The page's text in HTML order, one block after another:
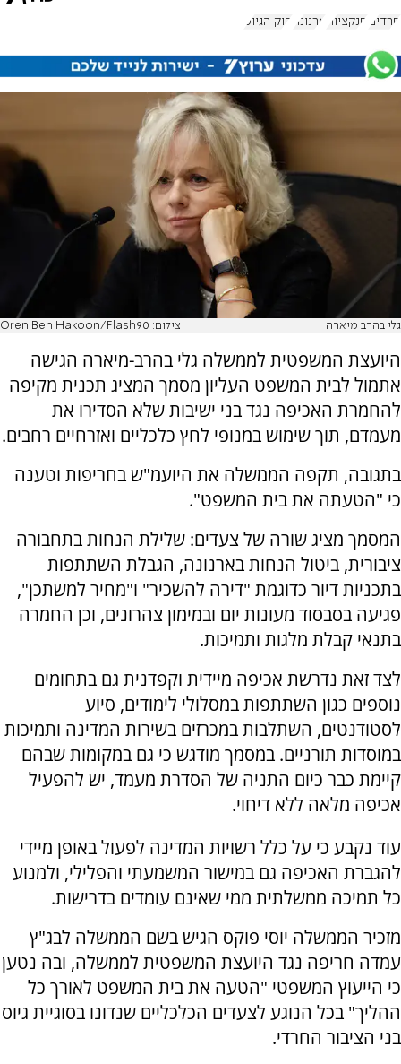
חרדים סנקציות ארנונה חוק הגיוס
גלי בהרב מיארה צילום: Oren Ben Hakoon/Flash90
היועצת המשפטית לממשלה גלי בהרב-מיארה הגישה
אתמול לבית המשפט העליון מסמך המציג תכנית מקיפה
להחמרת האכיפה נגד בני ישיבות שלא הסדירו את
מעמדם, תוך שימוש במנופי לחץ כלכליים ואזרחיים רחבים.
בתגובה, תקפה הממשלה את היועמ"ש בחריפות וטענה
כי "הטעתה את בית המשפט".
המסמך מציג שורה של צעדים: שלילת הנחות בתחבורה
ציבורית, ביטול הנחות בארנונה, הגבלת השתתפות
בתכניות דיור כדוגמת "דירה להשכיר" ו"מחיר למשתכן",
פגיעה בסבסוד מעונות יום ובמימון צהרונים, וכן החמרה
בתנאי קבלת מלגות ותמיכות.
לצד זאת נדרשת אכיפה מיידית וקפדנית גם בתחומים
נוספים כגון השתתפות במסלולי לימודים, סיוע
לסטודנטים, השתלבות במכרזים בשירות המדינה ותמיכות
במוסדות תורניים. במסמך מודגש כי גם במקומות שבהם
קיימת כבר כיום התניה של הסדרת מעמד, יש להפעיל
אכיפה מלאה ללא דיחוי.
עוד נקבע כי על כלל רשויות המדינה לפעול באופן מיידי
להגברת האכיפה גם במישור המשמעתי והפלילי, ולמנוע
כל תמיכה ממשלתית ממי שאינם עומדים בדרישות.
מזכיר הממשלה יוסי פוקס הגיש בשם הממשלה לבג"ץ
עמדה חריפה נגד היועצת המשפטית לממשלה, ובה נטען
כי הייעוץ המשפטי "הטעה את בית המשפט לאורך כל
ההליך" בכל הנוגע לצעדים הכלכליים שנדונו בסוגיית גיוס
בני הציבור החרדי.